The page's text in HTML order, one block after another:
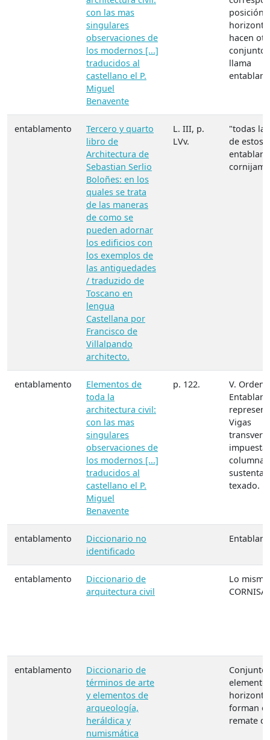
con las mas
singulares
observaciones de
los modernos [...]
traducidos al
castellano el P.
Miguel
Benavente
posición
hacen
conjunto,
llama
entablamento
Tercero y quarto
libro de
Architectura de
Sebastian Serlio
Boloñes: en los
quales se trata
de las maneras
de como se
pueden adornar
los edificios con
los exemplos de
las antiguedades
/ traduzido de
Toscano en
lengua
Castellana por
Francisco de
Villalpando
architecto.
L. III, p.
LVv.
"todas
de estos
entablamento
Elementos de
toda la
architectura civil:
con las mas
singulares
observaciones de
los modernos [...]
traducidos al
castellano el P.
Miguel
Benavente
p. 122.
V. Orden.
Vigas
texado.
entablamento
Diccionario no
identificado
entablamento
Diccionario de
arquitectura civil
Lo
entablamento
Diccionario de
términos de arte
y elementos de
arqueología,
heráldica y
numismática
Conjunto
forman el
remate